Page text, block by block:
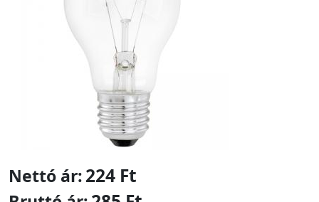
Nettó ár:224 Ft